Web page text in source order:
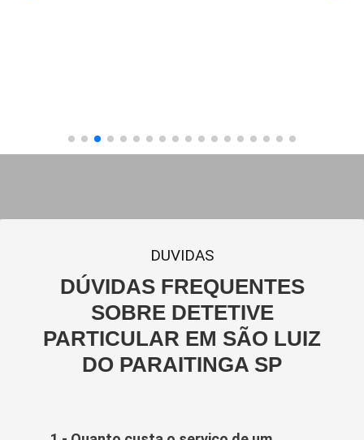
DUVIDAS
DÚVIDAS FREQUENTES
SOBRE DETETIVE
PARTICULAR EM SÃO LUIZ
DO PARAITINGA SP